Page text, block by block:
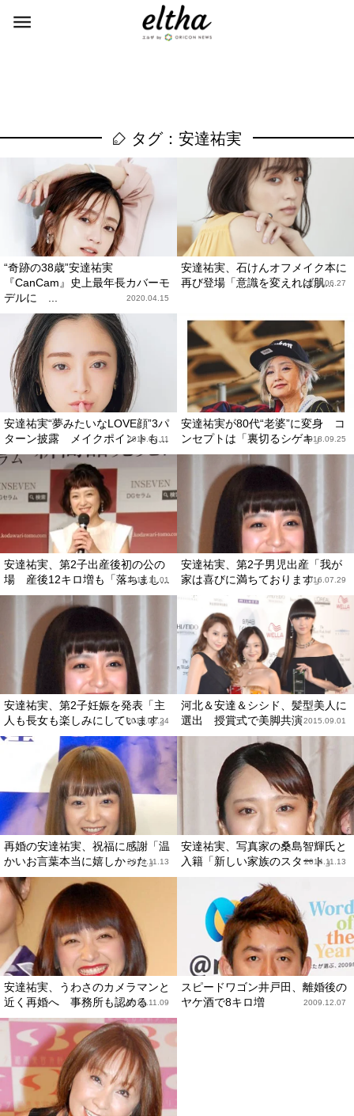
タグ：安達祐実
“奇跡の38歳”安達祐実
『CanCam』史上最年長カバーモ
デルに ...
2020.04.15
安達祐実、石けんオフメイク本に
再び登場「意識を変えれば肌...
2019.06.27
安達祐実“夢みたいなLOVE顔”3パ
ターン披露 メイクポイントも...
2019.03.11
安達祐実が80代“老婆”に変身 コ
ンセプトは「裏切るシゲキ」2018.09.25
安達祐実、第2子出産後初の公の
場 産後12キロ増も「落ちまし...
2016.11.01
安達祐実、第2子男児出産「我が
家は喜びに満ちております」2016.07.29
安達祐実、第2子妊娠を発表「主
人も長女も楽しみにしています」
2016.02.24
河北＆安達＆シシド、髪型美人に
選出 授賞式で美脚共演2015.09.01
再婚の安達祐実、祝福に感謝「温
かいお言葉本当に嬉しかった」
2014.11.13
安達祐実、写真家の桑島智輝氏と
入籍「新しい家族のスタート」
2014.11.13
安達祐実、うわさのカメラマンと
近く再婚へ 事務所も認める2014.11.09
スピードワゴン井戸田、離婚後の
ヤケ酒で8キロ増
2009.12.07